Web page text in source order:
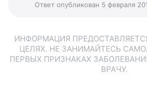
Ответ опубликован 5 февраля
ИНФОРМАЦИЯ
ЦЕЛЯХ. НЕ ЗАНИМАЙТЕСЬ
ПЕРВЫХ ПРИЗНАКАХ
ВРАЧУ.